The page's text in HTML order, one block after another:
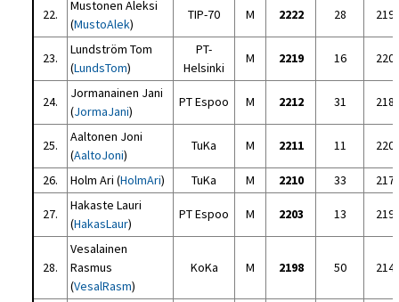
22.
Mustonen Aleksi
(MustoAlek)
TIP-70 M 2222 28
23.
Lundström Tom
(LundsTom)
PT-
Helsinki
M 2219 16
24.
Jormanainen Jani
(JormaJani)
PT Espoo M 2212 31
25.
Aaltonen Joni
(AaltoJoni)
TuKa M 2211 11
26. Holm Ari (HolmAri) TuKa M 2210 33
27.
Hakaste Lauri
(HakasLaur)
PT Espoo M 2203 13
28.
Vesalainen
Rasmus
(VesalRasm)
KoKa M 2198 50